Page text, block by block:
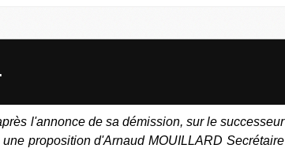
l'annonce de sa démission, sur le successeur
proposition d'Arnaud MOUILLARD Secrétaire